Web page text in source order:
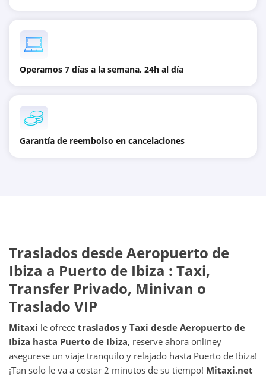
Operamos 7 días a la semana, 24h al día
Garantía de reembolso en cancelaciones
Traslados desdeAeropuerto de
Ibiza a Puerto de Ibiza : Taxi,
Transfer Privado, Minivan o
Traslado VIP
Mitaxi le ofrece traslados y Taxi desde Aeropuerto de
Ibiza hasta Puerto de Ibiza, reserve ahora onliney
asegurese un viaje tranquilo y relajado hasta Puerto de Ibiza!
¡Tan solo le va a costar 2 minutos de su tiempo! Mitaxi.net